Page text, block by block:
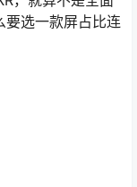
选一款屏占比连